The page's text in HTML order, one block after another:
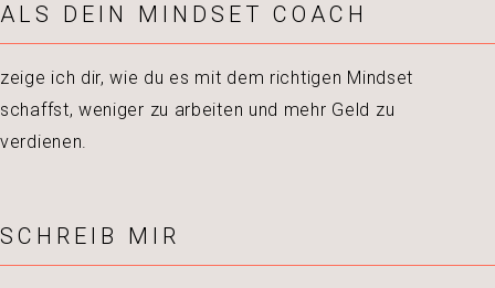
ALS DEIN MINDSET COACH
zeige ich dir, wie du es mit dem richtigen Mindset
schaffst, weniger zu arbeiten und mehr Geld zu
verdienen.
SCHREIB MIR